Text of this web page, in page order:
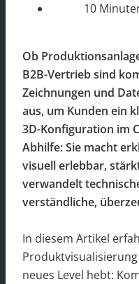
10
Ob
B2B-Vertrieb sind
Zeichnungen und
aus, um Kunden ein
3D-Konfiguration im
Abhilfe: Sie macht
visuell erlebbar,
verwandelt
verständliche,
In diesem Artikel
neues Level hebt: